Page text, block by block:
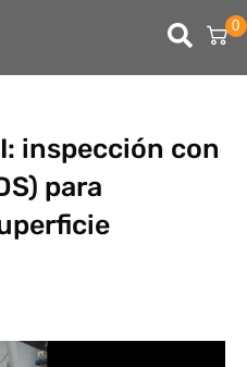
0
inspección con
para